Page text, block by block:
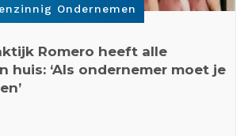
Ondernemen
Romero heeft alle
huis: ‘Als ondernemer moet je